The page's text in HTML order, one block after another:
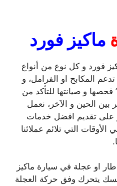
ماكيز فورد
فورد و كل نوع من أنواع
المكابح او الفرامل، و
و صيانتها للتأكد من
بين الحين و الآخر، نعمل
على تقديم افضل خدمات
التي تلائم عملائنا
او عجلة في سيارة ماكيز
يتحرك وفق حركة العجلة